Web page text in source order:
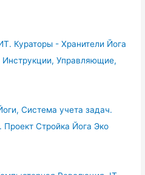
Кураторы - Хранители Йога
Инструкции, Управляющие,
Система учета задач.
Стройка Йога Эко